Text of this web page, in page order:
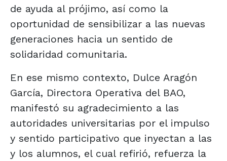
de ayuda al prójimo, así como la
oportunidad de sensibilizar a las nuevas
generaciones hacia un sentido de
solidaridad comunitaria.
En ese mismo contexto, Dulce Aragón
García, Directora Operativa del BAO,
manifestó su agradecimiento a las
autoridades universitarias por el impulso
y sentido participativo que inyectan a las
y los alumnos, el cual refirió, refuerza la